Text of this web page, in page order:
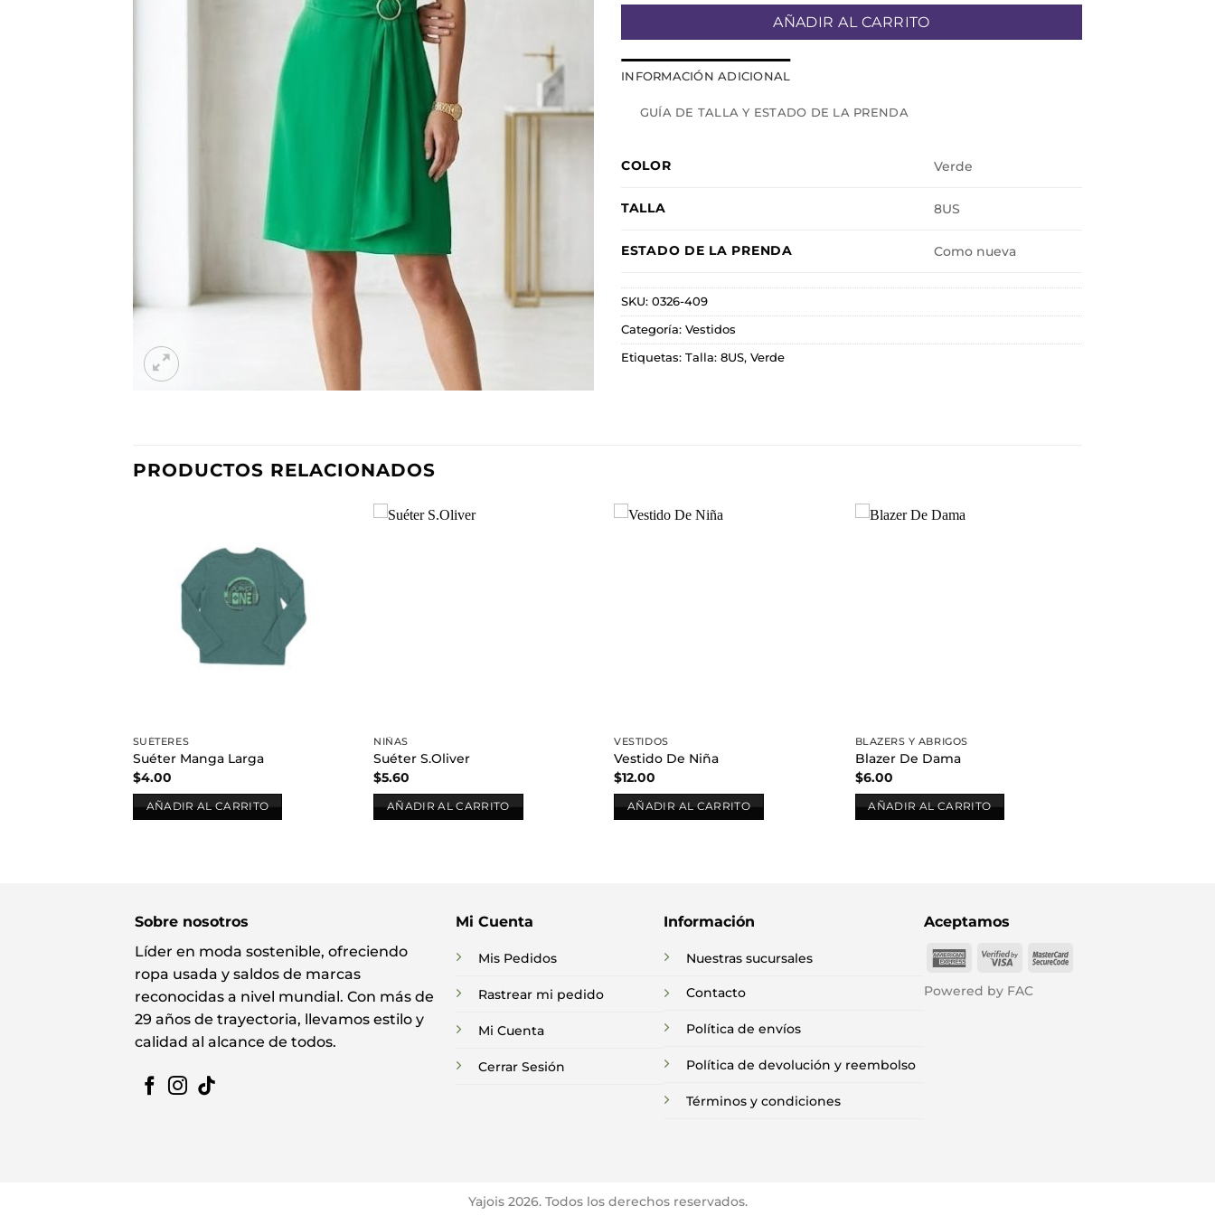
AÑADIR AL CARRITO
INFORMACIÓN ADICIONAL
GUÍA DE TALLA Y ESTADO DE LA PRENDA
COLOR Verde
TALLA 8US
ESTADO DE LA PRENDA Como nueva
SKU: 0326-409
Categoría: Vestidos
Etiquetas: Talla: 8US, Verde
PRODUCTOS RELACIONADOS
deseos
SUÉTERES
Suéter Manga Larga
$4.00
AÑADIR AL CARRITO
NIÑAS
Suéter S.Oliver
$5.60
AÑADIR AL CARRITO
VESTIDOS
Vestido De Niña
$12.00
AÑADIR AL CARRITO
BLAZERS Y ABRIGOS
Blazer De Dama
$6.00
AÑADIR AL CARRITO
Sobre nosotros
Líder en moda sostenible, ofreciendo
ropa usada y saldos de marcas
reconocidas a nivel mundial. Con más de
29 años de trayectoria, llevamos estilo y
calidad al alcance de todos.
Mi Cuenta
Mis Pedidos
Rastrear mi pedido
Mi Cuenta
Cerrar Sesión
Información
Nuestras sucursales
Contacto
Política de envíos
Política de devolución y reembolso
Términos y condiciones
Aceptamos
American
Visa
MasterCard
Powered by FAC
Yajois 2026. Todos los derechos reservados.